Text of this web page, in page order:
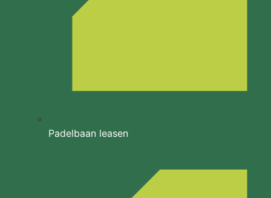
Padelbaan leasen